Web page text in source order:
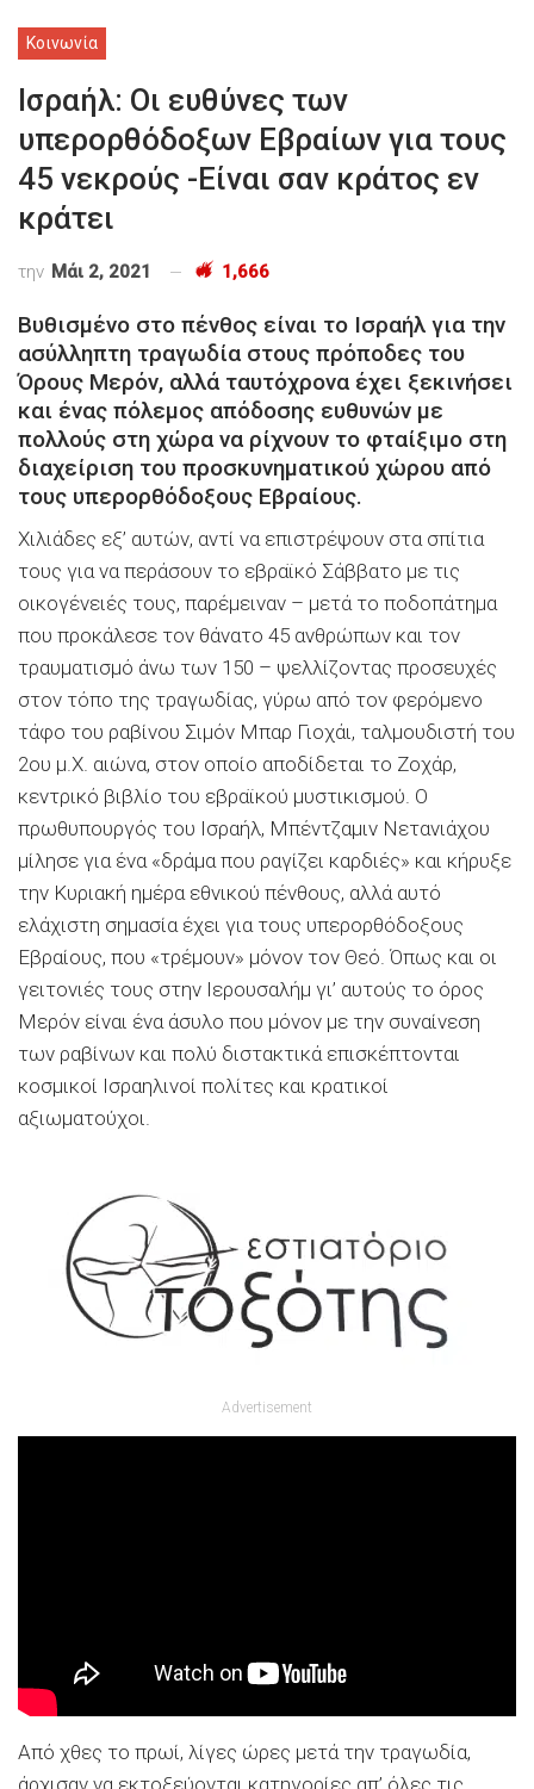
Κοινωνία
Ισραήλ: Οι ευθύνες των
υπερορθόδοξων Εβραίων για τους
45 νεκρούς -Είναι σαν κράτος εν
κράτει
την Μάι 2, 2021 1,666
Βυθισμένο στο πένθος είναι το Ισραήλ για την
ασύλληπτη τραγωδία στους πρόποδες του
Όρους Μερόν, αλλά ταυτόχρονα έχει ξεκινήσει
και ένας πόλεμος απόδοσης ευθυνών με
πολλούς στη χώρα να ρίχνουν το φταίξιμο στη
διαχείριση του προσκυνηματικού χώρου από
τους υπερορθόδοξους Εβραίους.
Χιλιάδες εξ’ αυτών, αντί να επιστρέψουν στα σπίτια
τους για να περάσουν το εβραϊκό Σάββατο με τις
οικογένειές τους, παρέμειναν – μετά το ποδοπάτημα
που προκάλεσε τον θάνατο 45 ανθρώπων και τον
τραυματισμό άνω των 150 – ψελλίζοντας προσευχές
στον τόπο της τραγωδίας, γύρω από τον φερόμενο
τάφο του ραβίνου Σιμόν Μπαρ Γιοχάι, ταλμουδιστή του
2ου μ.Χ. αιώνα, στον οποίο αποδίδεται το Ζοχάρ,
κεντρικό βιβλίο του εβραϊκού μυστικισμού. Ο
πρωθυπουργός του Ισραήλ, Μπέντζαμιν Νετανιάχου
μίλησε για ένα «δράμα που ραγίζει καρδιές» και κήρυξε
την Κυριακή ημέρα εθνικού πένθους, αλλά αυτό
ελάχιστη σημασία έχει για τους υπερορθόδοξους
Εβραίους, που «τρέμουν» μόνον τον Θεό. Όπως και οι
γειτονιές τους στην Ιερουσαλήμ γι’ αυτούς το όρος
Μερόν είναι ένα άσυλο που μόνον με την συναίνεση
των ραβίνων και πολύ διστακτικά επισκέπτονται
κοσμικοί Ισραηλινοί πολίτες και κρατικοί
αξιωματούχοι.
Advertisement
Από χθες το πρωί, λίγες ώρες μετά την τραγωδία,
άρχισαν να εκτοξεύονται κατηγορίες απ’ όλες τις